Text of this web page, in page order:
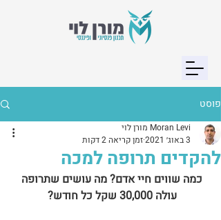
פוסט
להקדים תרופה למכה
Moran Levi מורן לוי
3 באוג׳ 2021
זמן קריאה 2 דקות
כמה שווים חיי אדם? מה עושים שתרופה
עולה 30,000 שקל כל חודש?